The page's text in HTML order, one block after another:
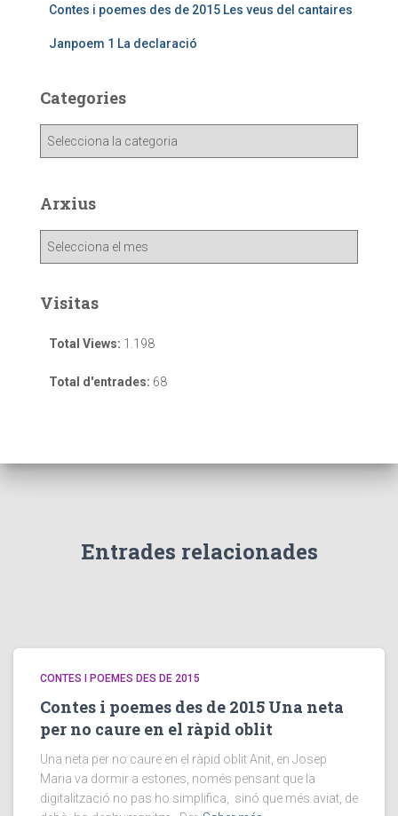
Contes i poemes des de 2015 Les veus del cantaires
Janpoem 1 La declaració
Categories
Arxius
Visitas
Total Views: 1.198
Total d'entrades: 68
Entrades relacionades
CONTES I POEMES DES DE 2015
Contes i poemes des de 2015 Una neta
per no caure en el ràpid oblit
Una neta per no caure en el ràpid oblit Anit, en Josep
Maria va dormir a estones, només pensant que la
digitalització no pas ho simplifica, sinó que més aviat, de